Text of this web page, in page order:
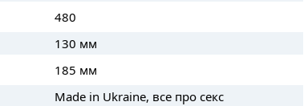
480
130 мм
185 мм
Made in Ukraine, все про секс